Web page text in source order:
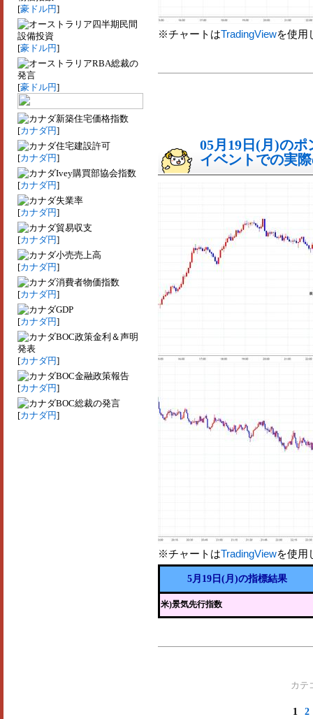
[豪ドル円]
四半期民間
設備投資
[豪ドル円]
RBA総裁の
発言
[豪ドル円]
新築住宅価格指数
[カナダ円]
住宅建設許可
[カナダ円]
Ivey購買部協会指数
[カナダ円]
失業率
[カナダ円]
貿易収支
[カナダ円]
小売売上高
[カナダ円]
消費者物価指数
[カナダ円]
GDP
[カナダ円]
BOC政策金利＆声明
発表
[カナダ円]
BOC金融政策報告
[カナダ円]
BOC総裁の発言
[カナダ円]
※チャートはTradingViewを使用
05月19日(月)の
イベントでの実
※チャートはTradingViewを使用
5月19日(月)の指標結果
米)景気先行指数
カテ
1 2